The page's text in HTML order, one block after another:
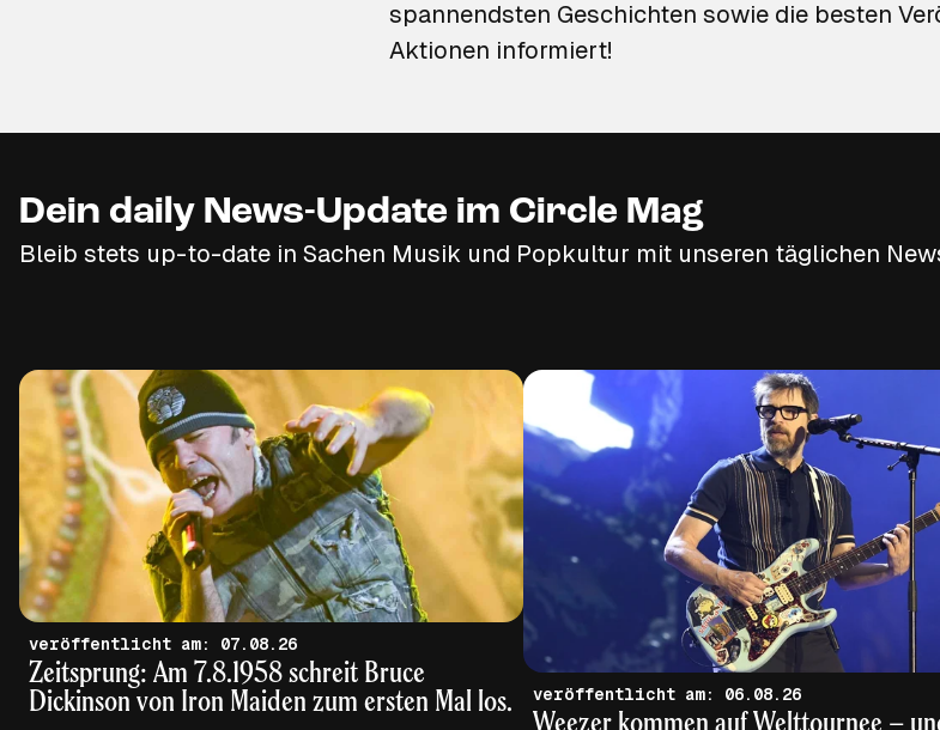
spannendsten Geschichten sowie die besten
Aktionen informiert!
Dein daily News-Update im Circle Mag
Bleib stets up-to-date in Sachen Musik und Popkultur mit unseren täglichen
veröffentlicht am: 07.08.26
Zeitsprung: Am 7.8.1958 schreit Bruce
Dickinson von Iron Maiden zum ersten Mal los. veröffentlicht am: 06.08.26
Weezer kommen auf Welttournee –